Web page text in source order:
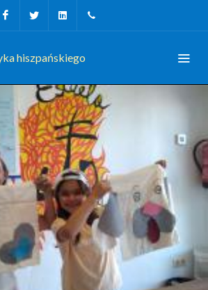
FacebookTwitter Linkedin
hiszpańskiego